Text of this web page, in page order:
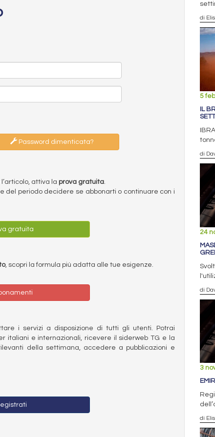
Password dimenticata?
attiva la prova gratuita.
del periodo decidere se abbonarti o continuare con i
gratuita
, scopri la formula più adatta alle tue esigenze.
i servizi a disposizione di tutti gli utenti. Potrai
italiani e internazionali, ricevere il siderweb TG e la
della settimana, accedere a pubblicazioni e
di
5
IL
di
24
di
3
di